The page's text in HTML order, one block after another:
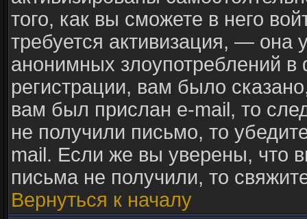
того, как вы сможете в него
требуется активизация, — она
анонимных злоупотреблений
регистрации, вам было
вам был прислан e-mail, то
не получили письмо, то
mail. Если же вы уверены, что
письма не получили, то
Вернуться к началу